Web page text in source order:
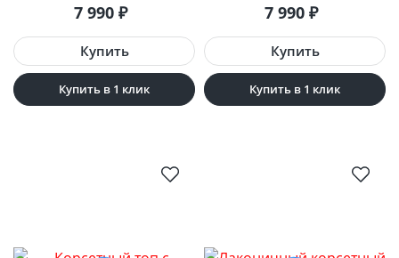
7 990 ₽
Купить в 1 клик
7 990 ₽
Купить в 1 клик